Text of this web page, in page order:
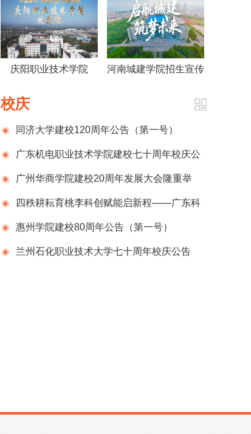
人》 片2026版
庆阳职业技术学院 河南城建学院招生宣传
校庆
同济大学建校120周年公告（第一号）
广东机电职业技术学院建校七十周年校庆公
告（第一号）
广州华商学院建校20周年发展大会隆重举
行 四秩耕耘育桃李科创赋能启新程——广东科
学技术职业学院（广东省科技干部学院）举办
建校40周年校庆系列活动
惠州学院建校80周年公告（第一号）
兰州石化职业技术大学七十周年校庆公告